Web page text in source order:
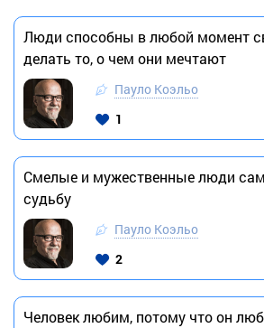
Люди способны в любой момент
делать то, о чем они мечтают
Пауло Коэльо
1
Смелые и мужественные люди
судьбу
Пауло Коэльо
2
Человек любим, потому что он